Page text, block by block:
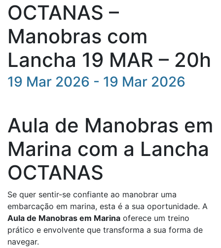
OCTANAS –
Manobras com
Lancha 19 MAR – 20h
19 Mar 2026 - 19 Mar 2026
Aula de Manobras em
Marina com a Lancha
OCTANAS
Se quer sentir-se confiante ao manobrar uma
embarcação em marina, esta é a sua oportunidade. A
Aula de Manobras em Marina oferece um treino
prático e envolvente que transforma a sua forma de
navegar.